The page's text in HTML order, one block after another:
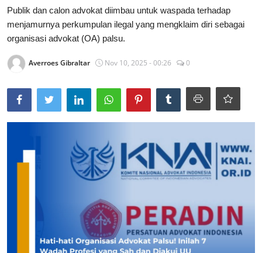
Contact
Politik
Redaksi
Olahraga
Nasional
Publik dan calon advokat diimbau untuk waspada terhadap
menjamurnya perkumpulan ilegal yang mengklaim diri sebagai
organisasi advokat (OA) palsu.
Averroes Gibraltar Nov 10, 2025 - 00:26 0